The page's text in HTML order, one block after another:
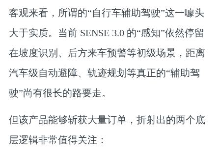
客观来看，所谓的“自行车辅助驾驶”这一噱头
大于实质。当前 SENSE 3.0 的“感知”依然停留
在坡度识别、后方来车预警等初级场景，距离
汽车级自动避障、轨迹规划等真正的“辅助驾
驶”尚有很长的路要走。
但该产品能够斩获大量订单，折射出的两个底
层逻辑非常值得关注：